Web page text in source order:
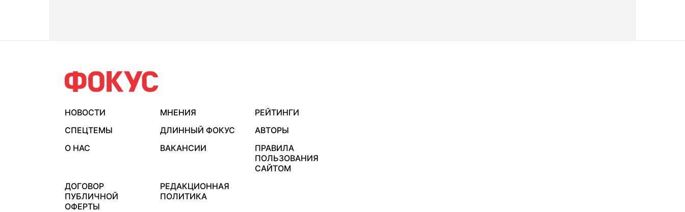
НОВОСТИ МНЕНИЯ
РЕЙТИНГИ
СПЕЦТЕМЫ
ДЛИННЫЙ ФОКУС
АВТОРЫ
О НАС
ВАКАНСИИ
ПРАВИЛА
ПОЛЬЗОВАНИЯ
САЙТОМ
ДОГОВОР
ПУБЛИЧНОЙ
ОФЕРТЫ
РЕДАКЦИОННАЯ
ПОЛИТИКА